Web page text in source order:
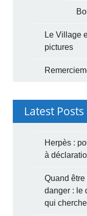
Le Village
pictures
Latest Posts
Herpès :
à
Quand
danger : le
qui